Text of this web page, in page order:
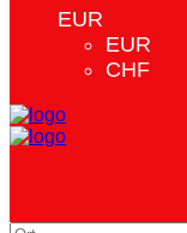
EUR
EUR
CHF